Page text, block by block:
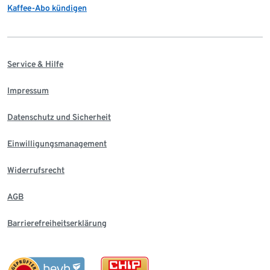
Kaffee-Abo kündigen
Service & Hilfe
Impressum
Datenschutz und Sicherheit
Einwilligungsmanagement
Widerrufsrecht
AGB
Barrierefreiheitserklärung